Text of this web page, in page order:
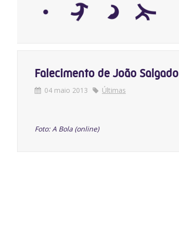
Falecimento de João Salgado
04 maio 2013 Últimas
Foto: A Bola (online)